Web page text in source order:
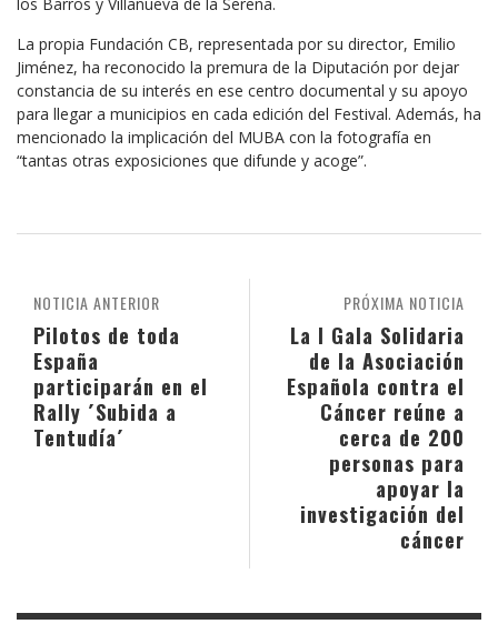
los Barros y Villanueva de la Serena.
La propia Fundación CB, representada por su director, Emilio
Jiménez, ha reconocido la premura de la Diputación por dejar
constancia de su interés en ese centro documental y su apoyo
para llegar a municipios en cada edición del Festival. Además, ha
mencionado la implicación del MUBA con la fotografía en
“tantas otras exposiciones que difunde y acoge”.
PRÓXIMA NOTICIA
La I Gala Solidaria
de la Asociación
Española contra el
Cáncer reúne a
cerca de 200
personas para
apoyar la
investigación del
cáncer
NOTICIA ANTERIOR
Pilotos de toda
España
participarán en el
Rally ´Subida a
Tentudía´